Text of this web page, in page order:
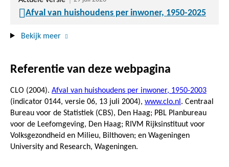
Afval van huishoudens per inwoner, 1950-2025
Bekijk meer
Referentie van deze webpagina
CLO (2004). Afval van huishoudens per inwoner, 1950-2003
(indicator 0144, versie 06, 13 juli 2004), www.clo.nl . Centraal
Bureau voor de Statistiek (CBS), Den Haag; PBL Planbureau
voor de Leefomgeving, Den Haag; RIVM Rijksinstituut voor
Volksgezondheid en Milieu, Bilthoven; en Wageningen
University and Research, Wageningen.